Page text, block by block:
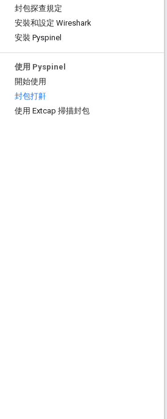
封包探查規定
安裝和設定 Wireshark
安裝 Pyspinel
使用 Pyspinel
開始使用
封包打鼾
使用 Extcap 掃描封包